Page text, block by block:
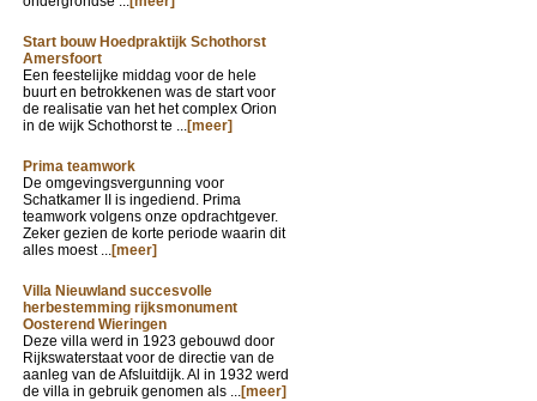
Start bouw Hoedpraktijk Schothorst
Amersfoort
Een feestelijke middag voor de hele
buurt en betrokkenen was de start voor
de realisatie van het het complex Orion
in de wijk Schothorst te ...[meer]
Prima teamwork
De omgevingsvergunning voor
Schatkamer II is ingediend. Prima
teamwork volgens onze opdrachtgever.
Zeker gezien de korte periode waarin dit
alles moest ...[meer]
Villa Nieuwland succesvolle
herbestemming rijksmonument
Oosterend Wieringen
Deze villa werd in 1923 gebouwd door
Rijkswaterstaat voor de directie van de
aanleg van de Afsluitdijk. Al in 1932 werd
de villa in gebruik genomen als ...[meer]